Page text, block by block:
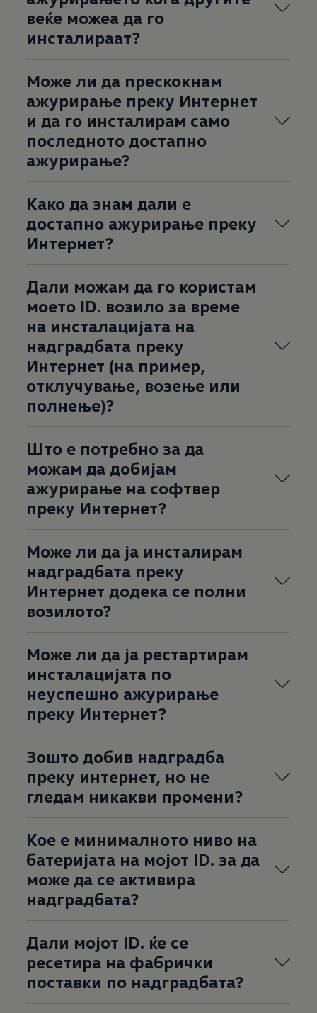
веќе можеа да го
инсталираат?
Може ли да прескокнам
ажурирање преку Интернет
и да го инсталирам само
последното достапно
ажурирање?
Како да знам дали е
достапно ажурирање преку
Интернет?
Дали можам да го користам
моето ID. возило за време
на инсталацијата на
надградбата преку
Интернет (на пример,
отклучување, возење или
полнење)?
Што е потребно за да
можам да добијам
ажурирање на софтвер
преку Интернет?
Може ли да ја инсталирам
надградбата преку
Интернет додека се полни
возилото?
Може ли да ја рестартирам
инсталацијата по
неуспешно ажурирање
преку Интернет?
Зошто добив надградба
преку интернет, но не
гледам никакви промени?
Кое е минималното ниво на
батеријата на мојот ID. за да
може да се активира
надградбата?
Дали мојот ID. ќе се
ресетира на фабрички
поставки по надградбата?